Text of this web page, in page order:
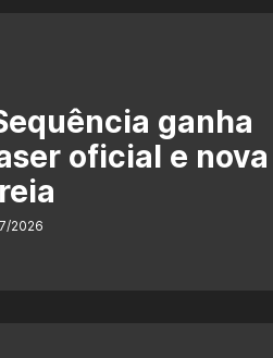
ganha
oficial e nova
2026